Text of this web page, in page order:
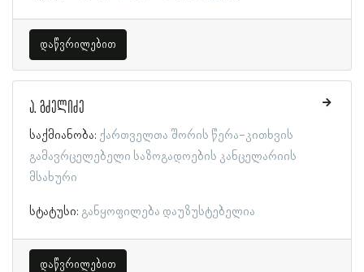
დაწვრილებით
ა. გძელიძე
საქმიანობა: ქართველთა შორის წერა-კითხვის
გამავრცელებელი საზოგადოების კანცელარიის
მსახური
სტატუსი: განყოფილება დაუზუსტებელია
დაწვრილებით